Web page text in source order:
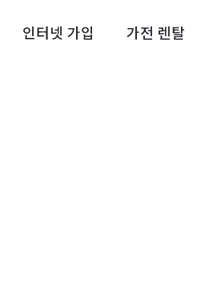
인터넷 가입 가전 렌탈